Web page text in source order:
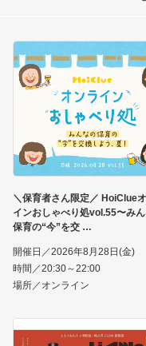
＼保育者さん限定／ HoiClue
インおしゃべり処vol.55〜み
保育の“今”を交
開催日／2026年8月28日(金)
時間／20:30～22:00
場所／オンライン